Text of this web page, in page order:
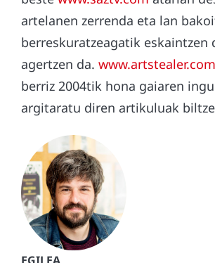
artelanen zerrenda eta lan
berreskuratzeagatik eskaintzen
agertzen da. www.artstealer.com
berriz 2004tik hona gaiaren
argitaratu diren artikuluak